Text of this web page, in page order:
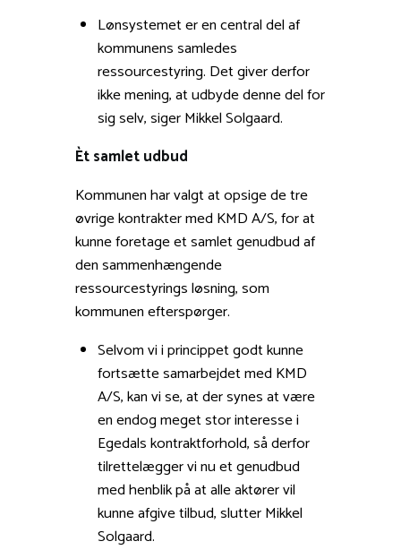
Lønsystemet er en central del af
kommunens samledes
ressourcestyring. Det giver derfor
ikke mening, at udbyde denne del for
sig selv, siger Mikkel Solgaard.
Èt samlet udbud
Kommunen har valgt at opsige de tre
øvrige kontrakter med KMD A/S, for at
kunne foretage et samlet genudbud af
den sammenhængende
ressourcestyrings løsning, som
kommunen efterspørger.
Selvom vi i princippet godt kunne
fortsætte samarbejdet med KMD
A/S, kan vi se, at der synes at være
en endog meget stor interesse i
Egedals kontraktforhold, så derfor
tilrettelægger vi nu et genudbud
med henblik på at alle aktører vil
kunne afgive tilbud, slutter Mikkel
Solgaard.